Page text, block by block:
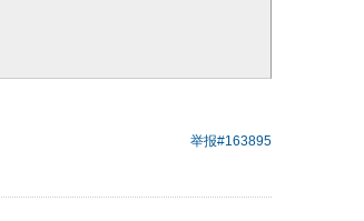
举报#163895